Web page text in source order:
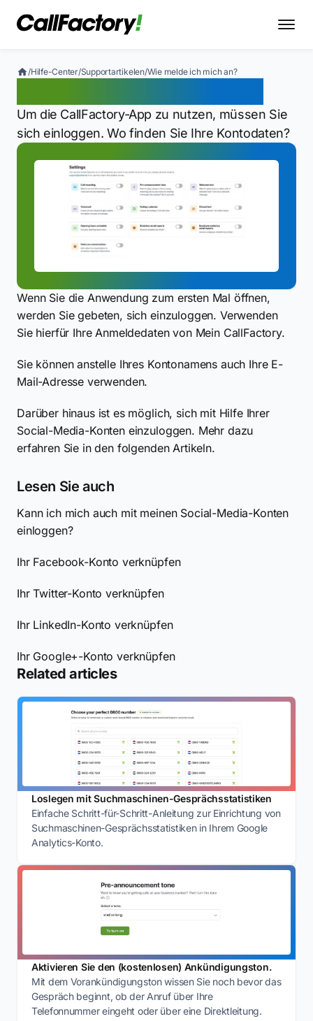
/Hilfe-Center/Supportartikelen/Wie melde ich mich an?
Um die CallFactory-App zu nutzen, müssen Sie
sich einloggen. Wo finden Sie Ihre Kontodaten?
Wenn Sie die Anwendung zum ersten Mal öffnen,
werden Sie gebeten, sich einzuloggen. Verwenden
Sie hierfür Ihre Anmeldedaten von Mein CallFactory.
Sie können anstelle Ihres Kontonamens auch Ihre E-
Mail-Adresse verwenden.
Darüber hinaus ist es möglich, sich mit Hilfe Ihrer
Social-Media-Konten einzuloggen. Mehr dazu
erfahren Sie in den folgenden Artikeln.
Lesen Sie auch
Kann ich mich auch mit meinen Social-Media-Konten
einloggen?
Ihr Facebook-Konto verknüpfen
Ihr Twitter-Konto verknüpfen
Ihr LinkedIn-Konto verknüpfen
Ihr Google+-Konto verknüpfen
Related articles
Loslegen mit Suchmaschinen-Gesprächsstatistiken
Einfache Schritt-für-Schritt-Anleitung zur Einrichtung von
Suchmaschinen-Gesprächsstatistiken in Ihrem Google
Analytics-Konto.
Aktivieren Sie den (kostenlosen) Ankündigungston.
Mit dem Vorankündigungston wissen Sie noch bevor das
Gespräch beginnt, ob der Anruf über Ihre
Telefonnummer eingeht oder über eine Direktleitung.